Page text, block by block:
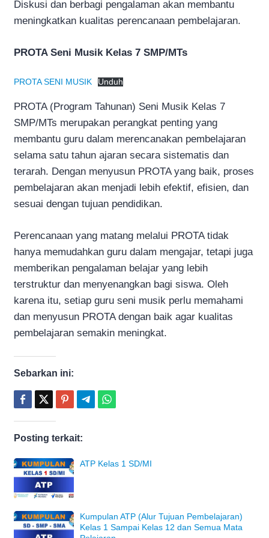
Diskusi dan berbagi pengalaman akan membantu
meningkatkan kualitas perencanaan pembelajaran.
PROTA Seni Musik Kelas 7 SMP/MTs
PROTA SENI MUSIK Unduh
PROTA (Program Tahunan) Seni Musik Kelas 7
SMP/MTs merupakan perangkat penting yang
membantu guru dalam merencanakan pembelajaran
selama satu tahun ajaran secara sistematis dan
terarah. Dengan menyusun PROTA yang baik, proses
pembelajaran akan menjadi lebih efektif, efisien, dan
sesuai dengan tujuan pendidikan.
Perencanaan yang matang melalui PROTA tidak
hanya memudahkan guru dalam mengajar, tetapi juga
memberikan pengalaman belajar yang lebih
terstruktur dan menyenangkan bagi siswa. Oleh
karena itu, setiap guru seni musik perlu memahami
dan menyusun PROTA dengan baik agar kualitas
pembelajaran semakin meningkat.
Sebarkan ini:
Posting terkait:
ATP Kelas 1 SD/MI
Kumpulan ATP (Alur Tujuan Pembelajaran)
Kelas 1 Sampai Kelas 12 dan Semua Mata